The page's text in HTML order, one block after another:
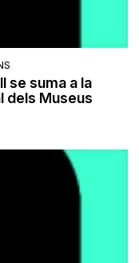
se suma a la
dels Museus